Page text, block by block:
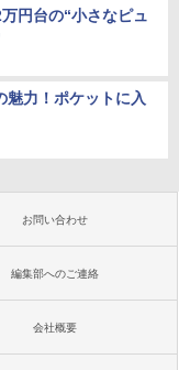
円台の“小さなピュ
魅力！ポケットに入
お問い合わせ
編集部へのご連絡
会社概要